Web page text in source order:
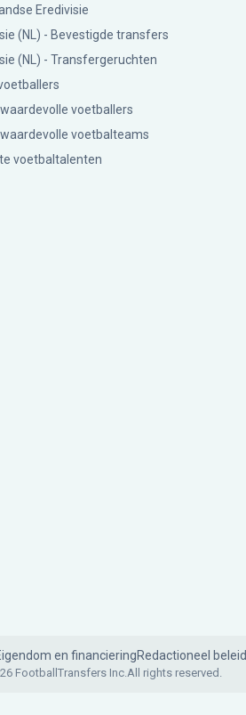
Eredivisie
(NL) - Bevestigde transfers
(NL) - Transfergeruchten
voetballers
voetbalteams
voetbaltalenten
en financieringRedactioneel beleid
FootballTransfers Inc.All rights reserved.